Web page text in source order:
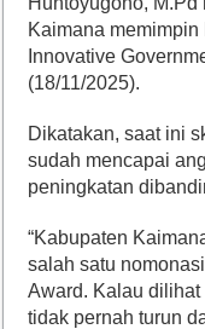
Kaimana
Innovative
(18/11/2025).
Dikatakan, saat ini
sudah mencapai
peningkatan
“Kabupaten
salah satu
Award. Kalau
tidak pernah turun